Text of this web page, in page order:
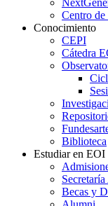
Centro
Conocimiento
CEPI
Cátedra
Biblioteca
Estudiar en EOI
Becas y